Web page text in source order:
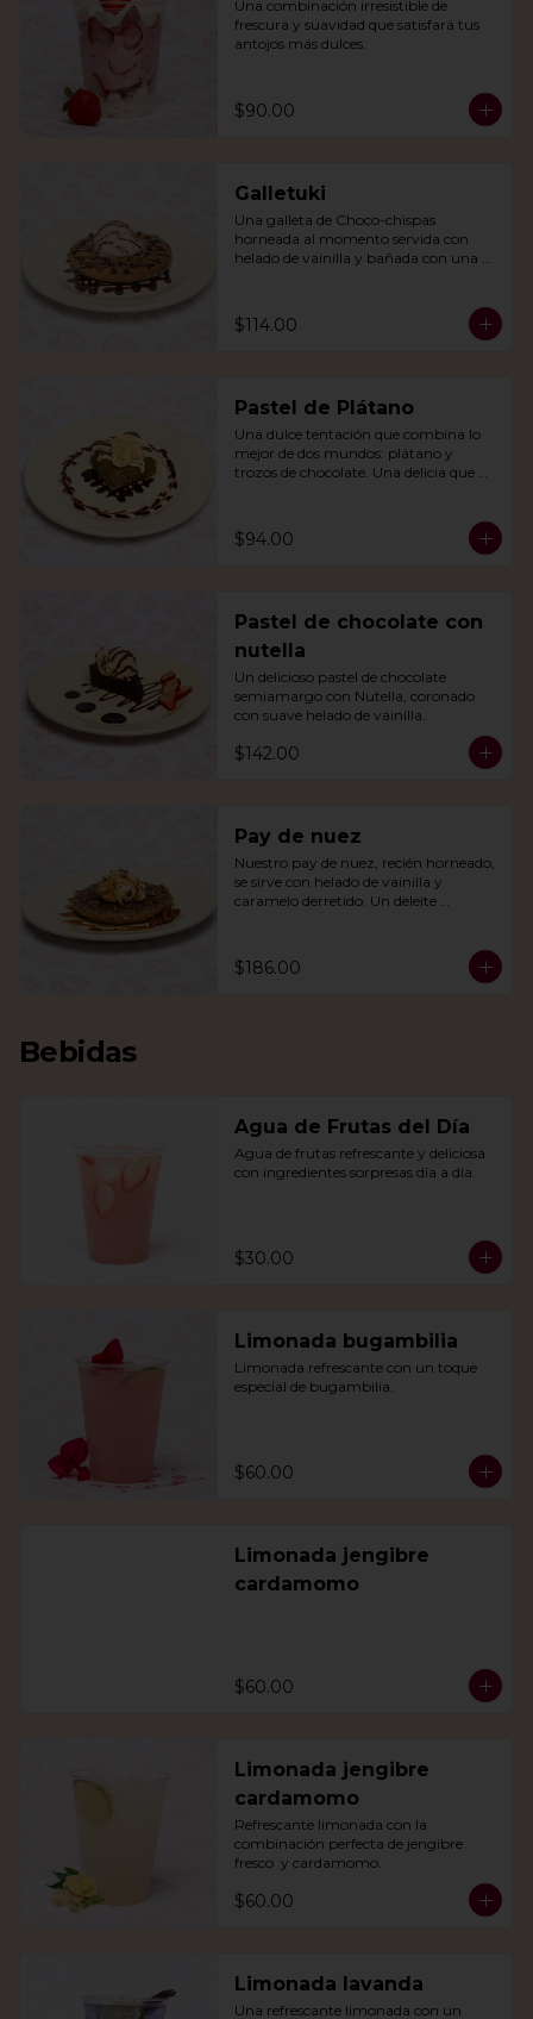
Una combinación irresistible de
frescura y suavidad que satisfará tus
antojos más dulces.
$90.00
Galletuki
Una galleta de Choco-chispas
horneada al momento servida con
helado de vainilla y bañada con una
$114.00
Pastel de Plátano
Una dulce tentación que combina lo
mejor de dos mundos: plátano y
trozos de chocolate. Una delicia que
$94.00
Pastel de chocolate con
nutella
Un delicioso pastel de chocolate
semiamargo con Nutella, coronado
con suave helado de vainilla.
$142.00
Pay de nuez
Nuestro pay de nuez, recién horneado,
se sirve con helado de vainilla y
caramelo derretido. Un deleite
$186.00
Bebidas
Agua de Frutas del Día
Agua de frutas refrescante y deliciosa
con ingredientes sorpresas día a día.
$30.00
Limonada bugambilia
Limonada refrescante con un toque
especial de bugambilia.
$60.00
Limonada jengibre
cardamomo
$60.00
Limonada jengibre
cardamomo
Refrescante limonada con la
combinación perfecta de jengibre
fresco  y cardamomo.
$60.00
Limonada lavanda
Una refrescante limonada con un